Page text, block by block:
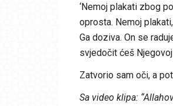
‘Nemoj plakati zbog
oprosta. Nemoj
Ga doziva. On se
svjedočit ćeš
Zatvorio sam oči, a
Sa video klipa: